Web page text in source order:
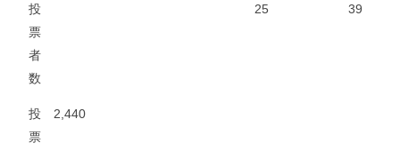
投
票
者
数
25 39
投
票
2,440